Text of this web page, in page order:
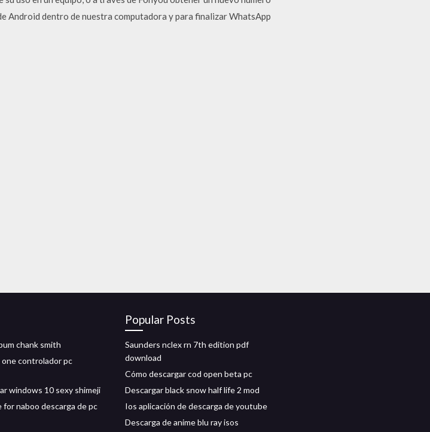
Android dentro de nuestra computadora y para finalizar WhatsApp
chank smith
one controlador pc
windows 10 sexy shimeji
naboo descarga de pc
Popular Posts
Saunders nclex rn 7th edition pdf
download
Cómo descargar cod open beta pc
Descargar black snow half life 2 mod
Ios aplicación de descarga de youtube
Descarga de anime blu ray isos